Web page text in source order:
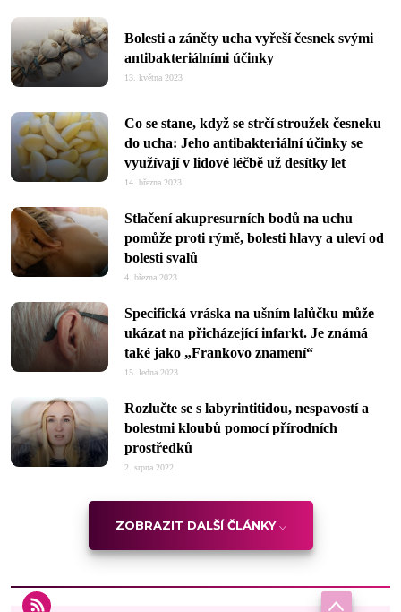
Bolesti a záněty ucha vyřeší česnek svými
antibakteriálními účinky
13. května 2023
Co se stane, když se strčí stroužek česneku
do ucha: Jeho antibakteriální účinky se
využívají v lidové léčbě už desítky let
14. března 2023
Stlačení akupresurních bodů na uchu
pomůže proti rýmě, bolesti hlavy a uleví od
bolesti svalů
4. března 2023
Specifická vráska na ušním lalůčku může
ukázat na přicházející infarkt. Je známá
také jako „Frankovo znamení“
15. ledna 2023
Rozlučte se s labyrintitidou, nespavostí a
bolestmi kloubů pomocí přírodních
prostředků
2. srpna 2022
ZOBRAZIT DALŠÍ ČLÁNKY